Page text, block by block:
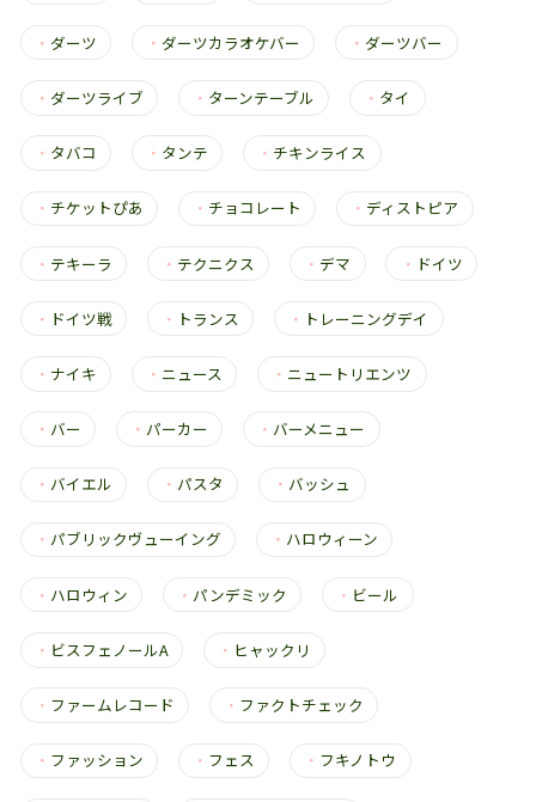
・ ダーツ ・ ダーツカラオケバー ・ ダーツバー
・ ダーツライブ ・ ターンテーブル ・ タイ
・ タバコ ・ タンテ ・ チキンライス
・ チケットぴあ ・ チョコレート ・ ディストピア
・ テキーラ ・ テクニクス ・ デマ ・ ドイツ
・ ドイツ戦 ・ トランス ・ トレーニングデイ
・ ナイキ ・ ニュース ・ ニュートリエンツ
・ バー ・ パーカー ・ バーメニュー
・ バイエル ・ パスタ ・ バッシュ
・ パブリックヴューイング ・ ハロウィーン
・ ハロウィン ・ パンデミック ・ ビール
・ ビスフェノールA ・ ヒャックリ
・ ファームレコード ・ ファクトチェック
・ ファッション ・ フェス ・ フキノトウ